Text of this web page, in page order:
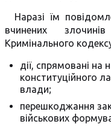
Наразі їм
вчинених
Кримінального
дії, спрямовані на
конституційного
влади;
перешкоджання
військових